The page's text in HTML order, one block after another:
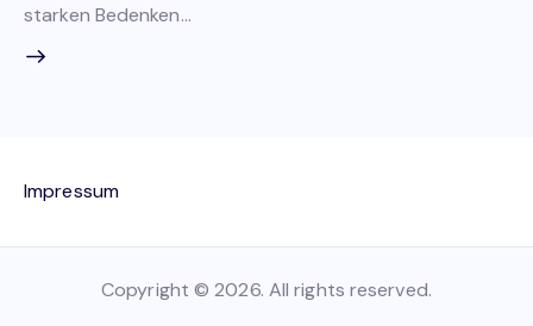
starken Bedenken…
Impressum
Copyright © 2026. All rights reserved.